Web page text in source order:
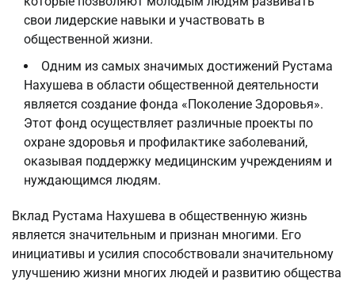
свои лидерские навыки и участвовать в
общественной жизни.
Одним из самых значимых достижений Рустама
Нахушева в области общественной деятельности
является создание фонда «Поколение Здоровья».
Этот фонд осуществляет различные проекты по
охране здоровья и профилактике заболеваний,
оказывая поддержку медицинским учреждениям и
нуждающимся людям.
Вклад Рустама Нахушева в общественную жизнь
является значительным и признан многими. Его
инициативы и усилия способствовали значительному
улучшению жизни многих людей и развитию общества